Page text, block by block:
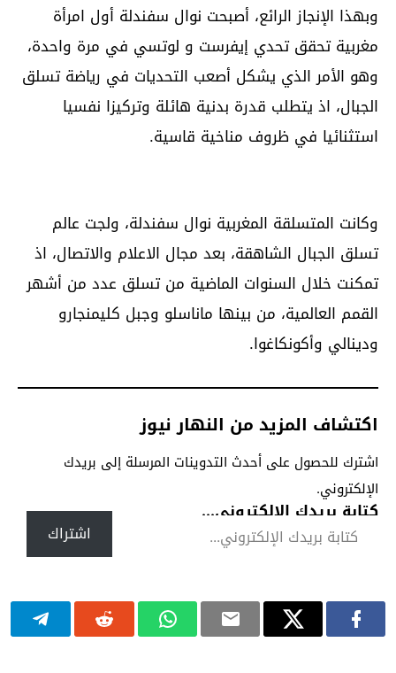
وبهذا الإنجاز الرائع، أصبحت نوال سفندلة أول امرأة
مغربية تحقق تحدي إيفرست و لوتسي في مرة واحدة،
وهو الأمر الذي يشكل أصعب التحديات في رياضة تسلق
الجبال، اذ يتطلب قدرة بدنية هائلة وتركيزا نفسيا
استثنائيا في ظروف مناخية قاسية.
وكانت المتسلقة المغربية نوال سفندلة، ولجت عالم
تسلق الجبال الشاهقة، بعد مجال الاعلام والاتصال، اذ
تمكنت خلال السنوات الماضية من تسلق عدد من أشهر
القمم العالمية، من بينها ماناسلو وجبل كليمنجارو
ودينالي وأكونكاغوا.
اكتشاف المزيد من النهار نيوز
اشترك للحصول على أحدث التدوينات المرسلة إلى بريدك
الإلكتروني.
كتابة بريدك الإلكتروني...
اشتراك